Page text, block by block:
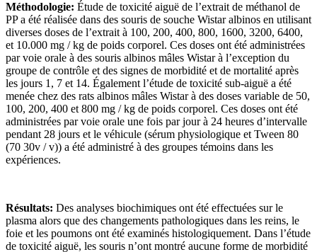
Méthodologie: Étude de toxicité aiguë de l’extrait de méthanol de
PP a été réalisée dans des souris de souche Wistar albinos en utilisant
diverses doses de l’extrait à 100, 200, 400, 800, 1600, 3200, 6400,
et 10.000 mg / kg de poids corporel. Ces doses ont été administrées
par voie orale à des souris albinos mâles Wistar à l’exception du
groupe de contrôle et des signes de morbidité et de mortalité après
les jours 1, 7 et 14. Également l’étude de toxicité sub-aiguë a été
menée chez des rats albinos mâles Wistar à des doses variable de 50,
100, 200, 400 et 800 mg / kg de poids corporel. Ces doses ont été
administrées par voie orale une fois par jour à 24 heures d’intervalle
pendant 28 jours et le véhicule (sérum physiologique et Tween 80
(70 30v / v)) a été administré à des groupes témoins dans les
expériences.
Résultats: Des analyses biochimiques ont été effectuées sur le
plasma alors que des changements pathologiques dans les reins, le
foie et les poumons ont été examinés histologiquement. Dans l’étude
de toxicité aiguë, les souris n’ont montré aucune forme de morbidité